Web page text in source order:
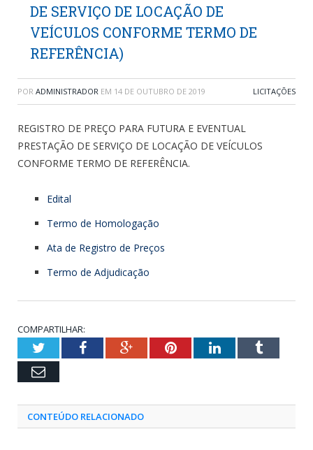
DE SERVIÇO DE LOCAÇÃO DE
VEÍCULOS CONFORME TERMO DE
REFERÊNCIA)
POR ADMINISTRADOR EM 14 DE OUTUBRO DE 2019 LICITAÇÕES
REGISTRO DE PREÇO PARA FUTURA E EVENTUAL
PRESTAÇÃO DE SERVIÇO DE LOCAÇÃO DE VEÍCULOS
CONFORME TERMO DE REFERÊNCIA.
Edital
Termo de Homologação
Ata de Registro de Preços
Termo de Adjudicação
COMPARTILHAR:
TwitterFacebookGoogle+PinterestLinkedInTumblr
Email
CONTEÚDO RELACIONADO